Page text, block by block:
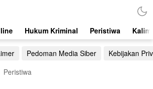
Hukum Kriminal Peristiwa
Pedoman Media Siber
Kebijakan
Peristiwa